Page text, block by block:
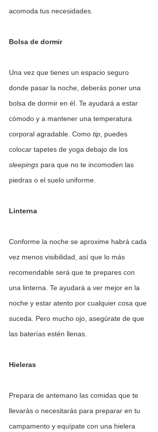
acomoda tus necesidades.
Bolsa de dormir
Una vez que tienes un espacio seguro
donde pasar la noche, deberás poner una
bolsa de dormir en él. Te ayudará a estar
cómodo y a mantener una temperatura
corporal agradable. Como tip , puedes
colocar tapetes de yoga debajo de los
sleepings para que no te incomoden las
piedras o el suelo uniforme.
Linterna
Conforme la noche se aproxime habrá cada
vez menos visibilidad, así que lo más
recomendable será que te prepares con
una linterna. Te ayudará a ver mejor en la
noche y estar atento por cualquier cosa que
suceda. Pero mucho ojo, asegúrate de que
las baterías estén llenas.
Hieleras
Prepara de antemano las comidas que te
llevarás o necesitarás para preparar en tu
campamento y equípate con una hielera